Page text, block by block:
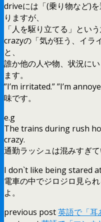
driveには「(乗り物など)
りますが、
「人を駆り立てる」とい
crazyの「気が狂う、イラ
と、
誰か他の人や物、状況に
ます。
”I’m irritated.” ”I’m
味です。
e.g
The trains during rush
crazy.
通勤ラッシュは混みすぎて
I don`t like being stared
電車の中でジロジロ見ら
よ。
previous post英語で「耳